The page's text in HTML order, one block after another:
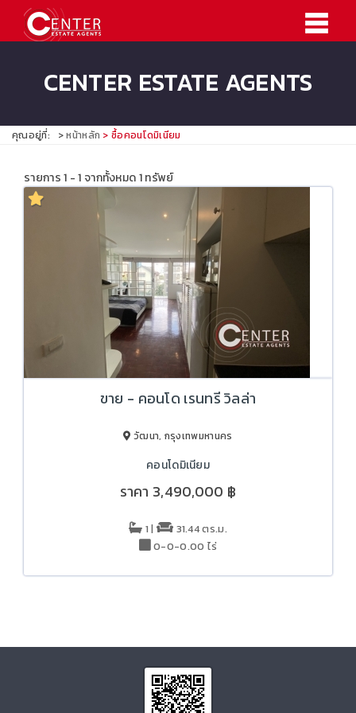
CENTER ESTATE AGENTS
คุณอยู่ที่: หน้าหลัก ซื้อคอนโดมิเนียม
รายการ 1 - 1 จากทั้งหมด 1 ทรัพย์
ขาย - คอนโด เรนทรี วิลล่า
วัฒนา, กรุงเทพมหานคร
คอนโดมิเนียม
ราคา 3,490,000 ฿
1 |
31.44 ตร.ม.
0-0-0.00 ไร่